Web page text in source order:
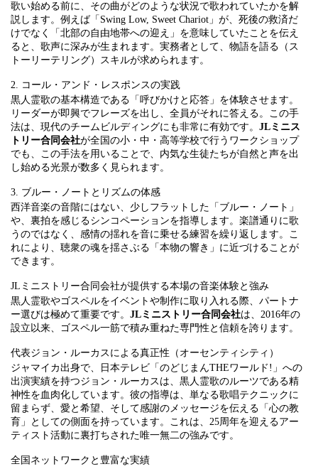
歌い始める前に、その曲がどのような状況で歌われていたかを解
説します。例えば「Swing Low, Sweet Chariot」が、死後の救済だ
けでなく「北部の自由地帯への迎え」を意味していたことを伝え
ると、歌声に深みが生まれます。実務者として、物語を語る（ス
トーリーテリング）スキルが求められます。
2. コール・アンド・レスポンスの実践
黒人霊歌の基本構造である「呼びかけと応答」を体験させます。
リーダーが即興でフレーズを出し、全員がそれに答える。この手
法は、現代のチームビルディングにも非常に有効です。 JLミニス
トリー合同会社が全国の小・中・高等学校で行うワークショップ
でも、この手法を用いることで、内気な生徒たちが自然と声を出
し始める光景が数多く見られます。
3. ブルー・ノートとリズムの体感
西洋音楽の音階にはない、少しフラットした「ブルー・ノート」
や、裏拍を感じるシンコペーションを指導します。楽譜通りに歌
うのではなく、感情の揺れを音に乗せる練習を繰り返します。こ
れにより、聴衆の魂を揺さぶる「本物の響き」に近づけることが
できます。
JLミニストリー合同会社が提供する本場の音楽体験と強み
黒人霊歌やゴスペルをイベントや制作に取り入れる際、パートナ
ー選びは極めて重要です。 JLミニストリー合同会社は、2016年の
設立以来、ゴスペル一筋で積み重ねた専門性と信頼を誇ります。
代表ジョン・ルーカスによる真正性（オーセンティシティ）
ジャマイカ出身で、日本テレビ「のどじまんTHEワールド!」への
出演実績を持つジョン・ルーカスは、黒人霊歌のルーツである精
神性を血肉化しています。彼の指導は、単なる歌唱テクニックに
留まらず、愛と希望、そして感謝のメッセージを伝える「心の教
育」としての側面を持っています。これは、25周年を迎えるアー
ティスト活動に裏打ちされた唯一無二の強みです。
全国ネットワークと豊富な実績